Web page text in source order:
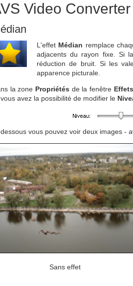
Video Converter
L'effet Médian remplace
adjacents du rayon fixe. Si
réduction de bruit. Si les
apparence picturale.
la zone Propriétés de la fenêtre
avez la possibilité de modifier le
vous pouvez voir deux images -
Sans effet